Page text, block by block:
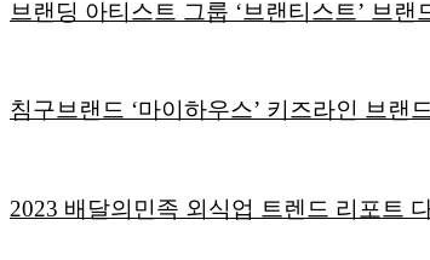
브랜딩 아티스트 그룹 ‘브랜티스트’ 브랜
침구브랜드 ‘마이하우스’ 키즈라인 브랜
2023 배달의민족 외식업 트렌드 리포트